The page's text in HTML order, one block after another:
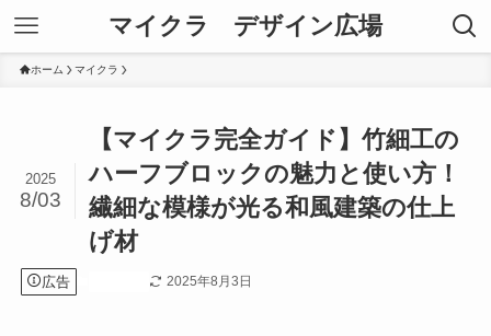
マイクラ デザイン広場
ホーム マイクラ
【マイクラ完全ガイド】竹細工の
ハーフブロックの魅力と使い方！
繊細な模様が光る和風建築の仕上
げ材
2025
8/03
広告 2025年8月3日